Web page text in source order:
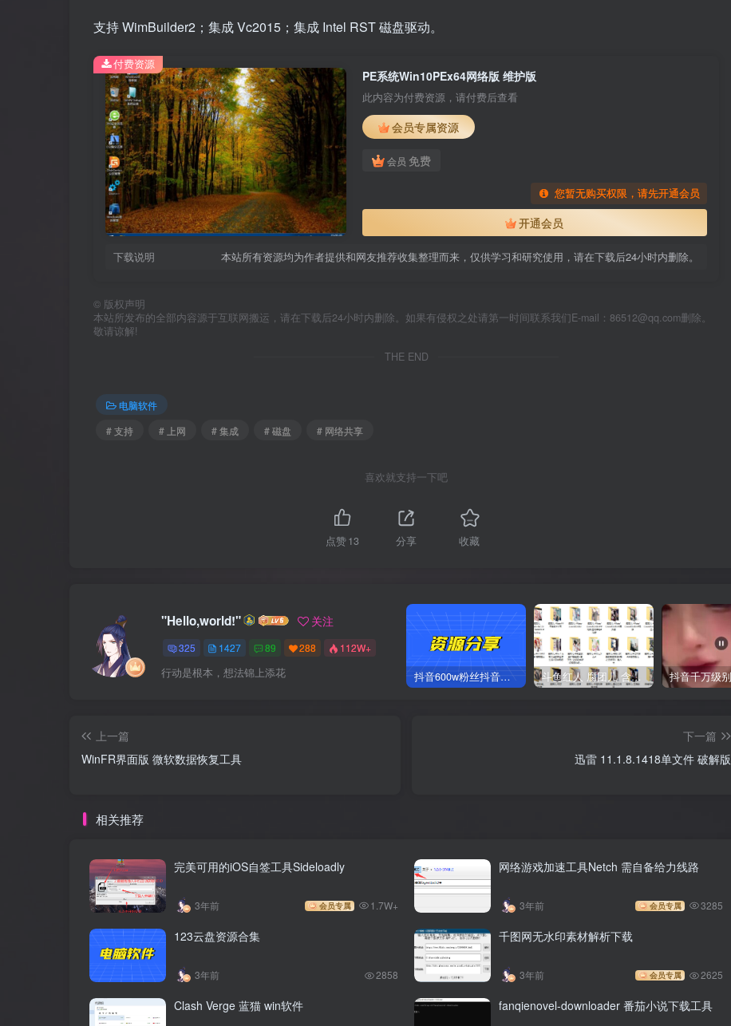
支持 WimBuilder2；集成 Vc2015；集成 Intel RST 磁盘驱动。
PE系统Win10PEx64网络版 维护版
此内容为付费资源，请付费后查看
会员专属资源
会员 免费
您暂无购买权限，请先开通会员
开通会员
下载说明 本站所有资源均为作者提供和网友推荐收集整理而来，仅供学习和研究使用，请在下载后24小时内删除。
付费资源
© 版权声明
本站所发布的全部内容源于互联网搬运，请在下载后24小时内删除。如果有侵权之处请第一时间联系我们E-mail：86512@qq.com删除。
敬请谅解!
THE END
电脑软件
# 支持
# 上网 # 集成 # 磁盘 # 网络共享
喜欢就支持一下吧
点赞13 分享 收藏
"Hello,world!" 关注
325 1427 89 288 112W+
行动是根本，想法锦上添花 抖音600w粉丝抖音网红痞幼一手资料 877P 500M 含私拍 斗鱼红人 腐团儿 含付费 大尺写真 32套
上一篇
WinFR界面版 微软数据恢复工具
下一篇
迅雷 11.1.8.1418单文件 破解版
相关推荐
完美可用的iOS自签工具Sideloadly
3年前 会员专属 1.7W+
网络游戏加速工具Netch 需自备给力线路
3年前 会员专属 3285
123云盘资源合集
3年前 2858
千图网无水印素材解析下载
3年前 会员专属 2625
Clash Verge 蓝猫 win软件 fanqienovel-downloader 番茄小说下载工具